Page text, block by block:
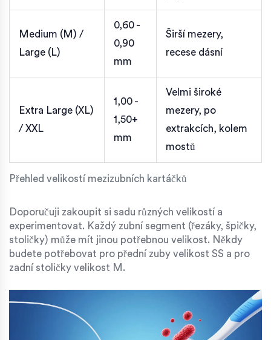
Přehled velikostí mezizubních kartáčků
Medium (M) /
Large (L)
0,60 -
0,90
mm
Širší mezery,
recese dásní
Extra Large (XL)
/ XXL
1,00 -
1,50+
mm
Velmi široké
mezery, po
extrakcích, kolem
mostů
Doporučuji zakoupit si sadu různých velikostí a
experimentovat. Každý zubní segment (řezáky, špičky,
stoličky) může mít jinou potřebnou velikost. Někdy
budete potřebovat pro přední zuby velikost SS a pro
zadní stoličky velikost M.